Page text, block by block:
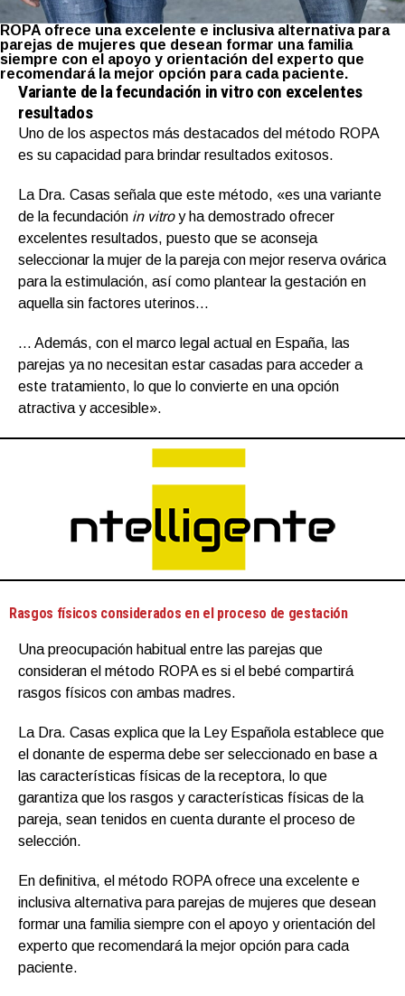
ROPA ofrece una excelente e inclusiva alternativa para
parejas de mujeres que desean formar una familia
siempre con el apoyo y orientación del experto que
recomendará la mejor opción para cada paciente.
Variante de la fecundación in vitro con excelentes
resultados
Uno de los aspectos más destacados del método ROPA
es su capacidad para brindar resultados exitosos.
La Dra. Casas señala que este método, «es una variante
de la fecundación in vitroy ha demostrado ofrecer
excelentes resultados, puesto que se aconseja
seleccionar la mujer de la pareja con mejor reserva ovárica
para la estimulación, así como plantear la gestación en
aquella sin factores uterinos…
… Además, con el marco legal actual en España, las
parejas ya no necesitan estar casadas para acceder a
este tratamiento, lo que lo convierte en una opción
atractiva y accesible».
Rasgos físicos considerados en el proceso de gestación
Una preocupación habitual entre las parejas que
consideran el método ROPA es si el bebé compartirá
rasgos físicos con ambas madres.
La Dra. Casas explica que la Ley Española establece que
el donante de esperma debe ser seleccionado en base a
las características físicas de la receptora, lo que
garantiza que los rasgos y características físicas de la
pareja, sean tenidos en cuenta durante el proceso de
selección.
En definitiva, el método ROPA ofrece una excelente e
inclusiva alternativa para parejas de mujeres que desean
formar una familia siempre con el apoyo y orientación del
experto que recomendará la mejor opción para cada
paciente.